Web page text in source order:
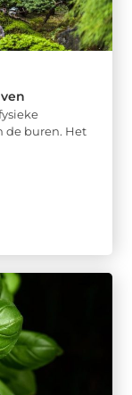
de buren. Het